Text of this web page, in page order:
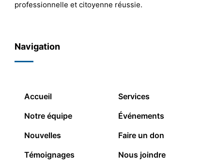
professionnelle et citoyenne réussie.
Navigation
Accueil
Notre équipe
Nouvelles
Témoignages
Services
Événements
Faire un don
Nous joindre